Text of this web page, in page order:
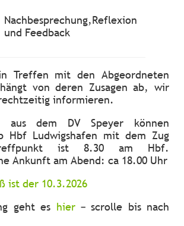
Nachbesprechung,Reflexion
und Feedback
mit den Abgeordneten
von deren Zusagen ab, wir
informieren.
aus dem DV Speyer können
Hbf Ludwigshafen mit dem Zug
ist 8.30 am Hbf.
Ankunft am Abend: ca 18.00 Uhr
ist der 10.3.2026
geht es hier – scrolle bis nach